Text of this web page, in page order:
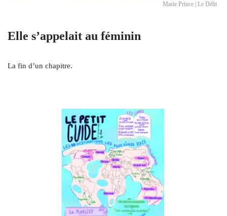
Marie Prince | Le Délit
Elle s’appelait au féminin
La fin d’un chapitre.